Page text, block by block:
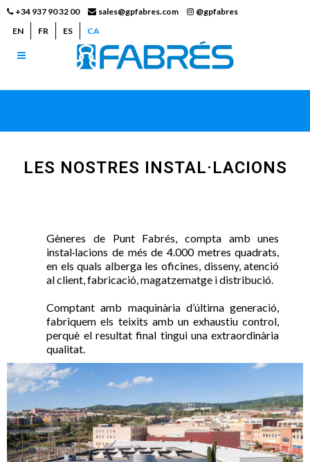
+34 937 90 32 00 sales@gpfabres.com
@gpfabres
EN
FR ES CA
LES NOSTRES INSTAL·LACIONS
Gèneres de Punt Fabrés, compta amb unes
instal·lacions de més de 4.000 metres quadrats,
en els quals alberga les oficines, disseny, atenció
al client, fabricació, magatzematge i distribució.
Comptant amb maquinària d’última generació,
fabriquem els teixits amb un exhaustiu control,
perquè el resultat final tingui una extraordinària
qualitat.